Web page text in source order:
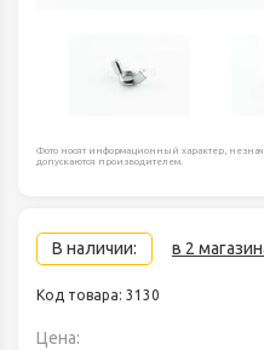
Фото носят информационный характер,
допускаются производителем.
В наличии: в 2
Код товара: 3130
Цена: